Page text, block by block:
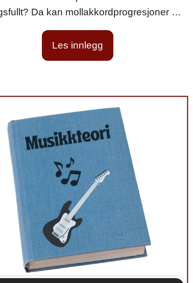
Da kan mollakkordprogresjoner …
Les innlegg